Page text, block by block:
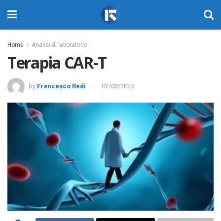
Home Analisi di laboratorio
Terapia CAR-T
by Francesco Redi 02/03/2025